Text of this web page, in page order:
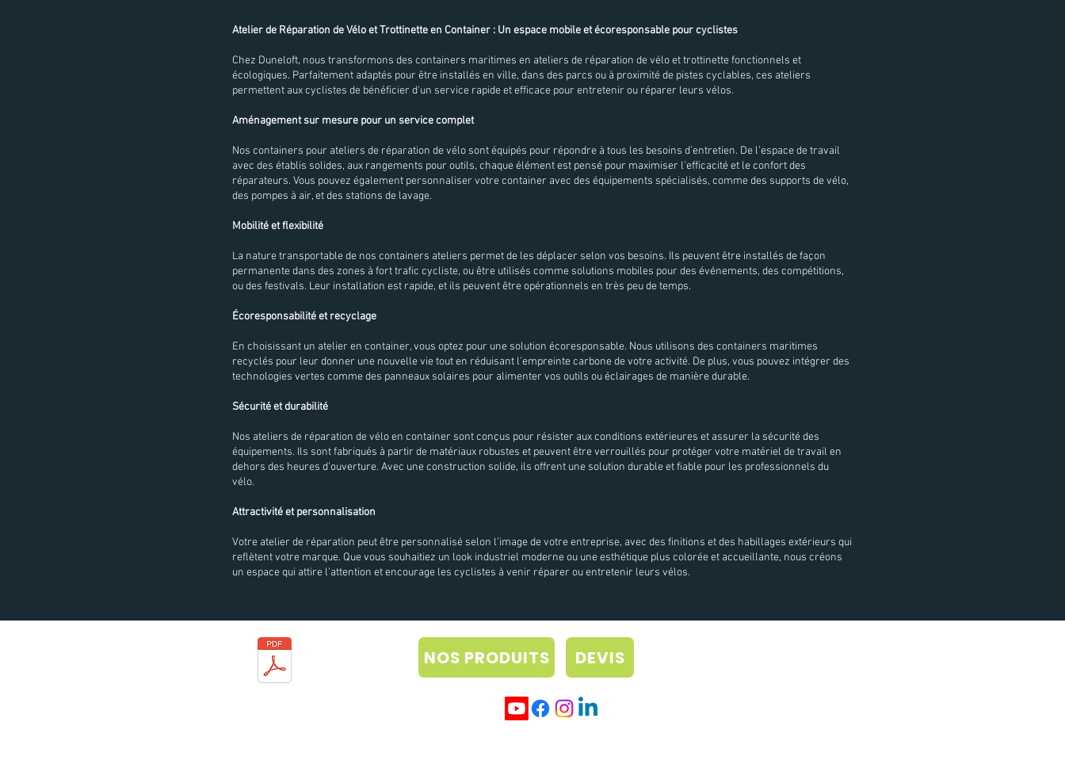
Atelier de Réparation de Vélo et Trottinette en Container : Un espace mobile et écoresponsable pour cyclistes
Chez Duneloft, nous transformons des containers maritimes en ateliers de réparation de vélo et trottinette fonctionnels et
écologiques. Parfaitement adaptés pour être installés en ville, dans des parcs ou à proximité de pistes cyclables, ces ateliers
permettent aux cyclistes de bénéficier d'un service rapide et efficace pour entretenir ou réparer leurs vélos.
Aménagement sur mesure pour un service complet
Nos containers pour ateliers de réparation de vélo sont équipés pour répondre à tous les besoins d’entretien. De l’espace de travail
avec des établis solides, aux rangements pour outils, chaque élément est pensé pour maximiser l’efficacité et le confort des
réparateurs. Vous pouvez également personnaliser votre container avec des équipements spécialisés, comme des supports de vélo,
des pompes à air, et des stations de lavage.
Mobilité et flexibilité
La nature transportable de nos containers ateliers permet de les déplacer selon vos besoins. Ils peuvent être installés de façon
permanente dans des zones à fort trafic cycliste, ou être utilisés comme solutions mobiles pour des événements, des compétitions,
ou des festivals. Leur installation est rapide, et ils peuvent être opérationnels en très peu de temps.
Écoresponsabilité et recyclage
En choisissant un atelier en container, vous optez pour une solution écoresponsable. Nous utilisons des containers maritimes
recyclés pour leur donner une nouvelle vie tout en réduisant l’empreinte carbone de votre activité. De plus, vous pouvez intégrer des
technologies vertes comme des panneaux solaires pour alimenter vos outils ou éclairages de manière durable.
Sécurité et durabilité
Nos ateliers de réparation de vélo en container sont conçus pour résister aux conditions extérieures et assurer la sécurité des
équipements. Ils sont fabriqués à partir de matériaux robustes et peuvent être verrouillés pour protéger votre matériel de travail en
dehors des heures d’ouverture. Avec une construction solide, ils offrent une solution durable et fiable pour les professionnels du
vélo.
Attractivité et personnalisation
Votre atelier de réparation peut être personnalisé selon l’image de votre entreprise, avec des finitions et des habillages extérieurs qui
reflètent votre marque. Que vous souhaitiez un look industriel moderne ou une esthétique plus colorée et accueillante, nous créons
un espace qui attire l’attention et encourage les cyclistes à venir réparer ou entretenir leurs vélos.
NOS PRODUITS DEVIS